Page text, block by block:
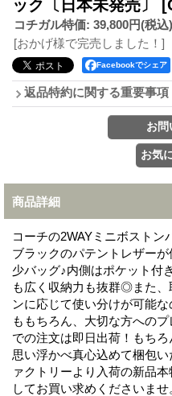
ック〔日本未発売〕
コチガル特価: 39,800円(税込)
[おかげ様で完売しました！]
Facebookでシェア
返品特約に関する重要事項
商品詳細
コーチの2WAYミニボストン
ブラックのパテントレザー
少バッグ♪内側はポケット付
も広く収納力も抜群◎また
ンに応じて使い分けが可能
ももちろん、大切な方への
での注文は即日出荷！もち
思い浮かべ真心込めて梱包
ァクトリーより入荷の新品
してお買い求めくださいませ